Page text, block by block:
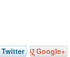
Twitter Google+